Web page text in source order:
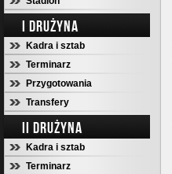
I DRUŻYNA
Kadra i sztab
Terminarz
Przygotowania
Transfery
II DRUŻYNA
Kadra i sztab
Terminarz